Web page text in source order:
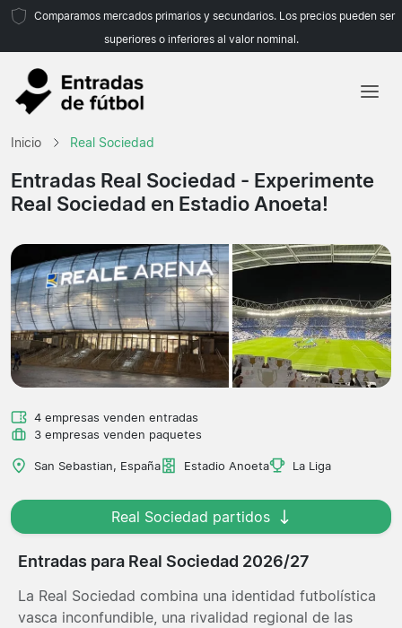
Comparamos mercados primarios y secundarios. Los precios pueden ser
superiores o inferiores al valor nominal.
Equipos
Ligas
Inicio Real Sociedad
Entradas Real Sociedad - Experimente
Real Sociedad en Estadio Anoeta!
4 empresas venden entradas
3 empresas venden paquetes
San Sebastian, España Estadio Anoeta La Liga
Real Sociedad partidos
Entradas para Real Sociedad 2026/27
La Real Sociedad combina una identidad futbolística
vasca inconfundible, una rivalidad regional de las